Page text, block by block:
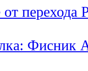
перехода
Фисник